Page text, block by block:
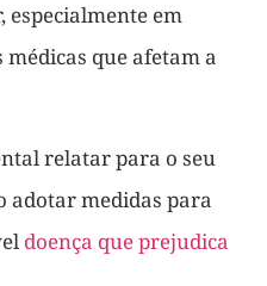
especialmente em
médicas que afetam a
relatar para o seu
adotar medidas para
doença que prejudica